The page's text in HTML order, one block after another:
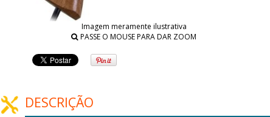
Imagem meramente ilustrativa
PASSE O MOUSE PARA DAR ZOOM
DESCRIÇÃO